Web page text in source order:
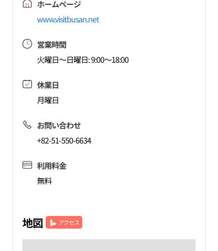
ホームページ
www.visitbusan.net
営業時間
火曜日～日曜日: 9:00～18:00
休業日
月曜日
お問い合わせ
+82-51-550-6634
利用料金
無料
地図 アクセス